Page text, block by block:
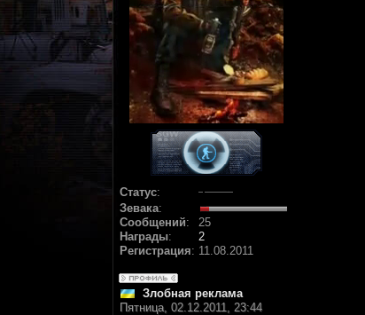
Статус:
Зевака:
Сообщений:
25
Награды:
2
Регистрация: 11.08.2011
Злобная реклама
Пятница, 02.12.2011, 23:44